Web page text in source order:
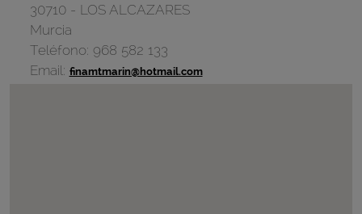
30710- LOS ALCAZARES
Murcia
Teléfono: 968 582 133
Email: finamtmarin@hotmail.com